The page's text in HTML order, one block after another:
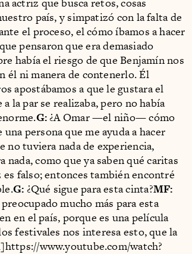
país, y simpatizó con la falta de
el proceso, el cómo íbamos a hacer
pensaron que era demasiado
había el riesgo de que Benjamín nos
él ni manera de contenerlo. Él
apostábamos a que le gustara el
la par se realizaba, pero no había
G:¿A Omar —el niño— cómo
persona que me ayuda a hacer
no tuviera nada de experiencia,
como que ya saben qué caritas
falso; entonces también encontré
G: ¿Qué sigue para esta cinta?MF:
mucho más para esta
en el país, porque es una película
festivales nos interesa esto, que la
www.youtube.com/watch?